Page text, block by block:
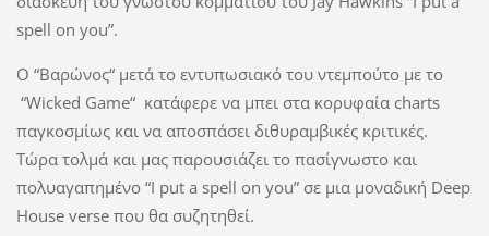
spell on you”.
O “Bαρώνος“ μετά το εντυπωσιακό του ντεμπούτο με τo
“Wicked Game“ κατάφερε να μπει στα κορυφαία charts
παγκοσμίως και να αποσπάσει διθυραμβικές κριτικές.
Τώρα τολμά και μας παρουσιάζει το πασίγνωστο και
πολυαγαπημένο “I put a spell on you” σε μια μοναδική Deep
House verseπου θα συζητηθεί.